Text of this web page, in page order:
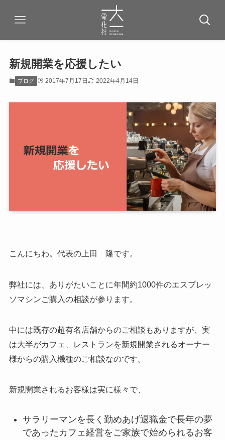
新規開業を応援したい
ブログ 2017年7月17日 2022年4月14日
こんにちわ。代表の上田 隆です。
弊社には、ありがたいことに年間約1000件のエスプレッ
ソマシンご購入の相談が参ります。
中には既存の超有名店舗からのご相談もありますが、実
は大半がカフェ、レストランを新規開業されるオーナー
様からの購入機種のご相談なのです。
新規開業されるお客様は実に様々で、
サラリーマンを長く勤めあげ退職金で長年の夢
であったカフェ経営をご家族で始められるお客